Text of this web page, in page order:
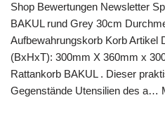
Shop Bewertungen Newsletter
BAKUL rund Grey 30cm
Aufbewahrungskorb Korb Artikel
(BxHxT): 300mm X 360mm x
Rattankorb BAKUL . Dieser
Gegenstände Utensilien des a…